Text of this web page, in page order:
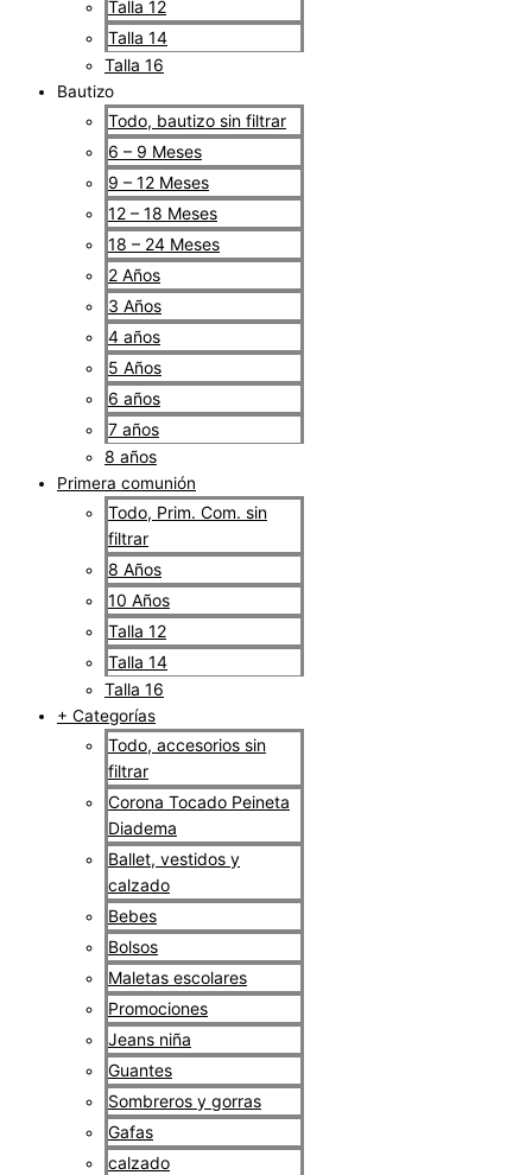
Talla 12
Talla 14
Talla 16
Bautizo
Todo, bautizo sin filtrar
6 – 9 Meses
9 – 12 Meses
12 – 18 Meses
18 – 24 Meses
2 Años
3 Años
4 años
5 Años
6 años
7 años
8 años
Primera comunión
Todo, Prim. Com. sin
filtrar
8 Años
10 Años
Talla 12
Talla 14
Talla 16
+ Categorías
Todo, accesorios sin
filtrar
Corona Tocado Peineta
Diadema
Ballet, vestidos y
calzado
Bebes
Bolsos
Maletas escolares
Promociones
Jeans niña
Guantes
Sombreros y gorras
Gafas
calzado